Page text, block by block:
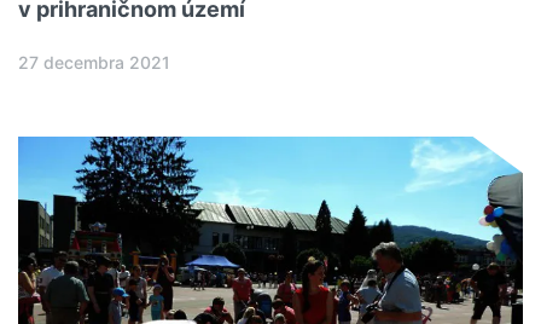
v prihraničnom území
27 decembra 2021